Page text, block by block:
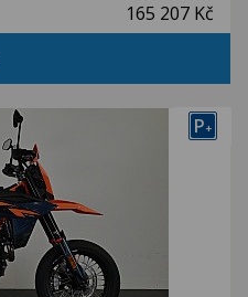
165 207 Kč
P+